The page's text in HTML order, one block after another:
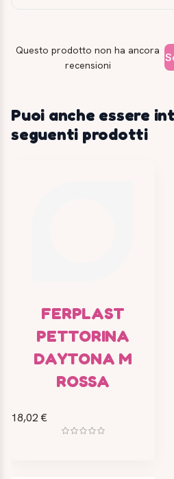
Questo prodotto non ha ancora
recensioni
Puoi anche essere
seguenti prodotti
FERPLAST
PETTORINA
DAYTONA M
ROSSA
18,02 €